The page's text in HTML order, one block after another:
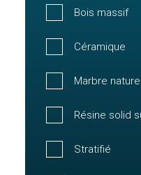
Bois massif
Céramique
Marbre naturel
Résine solid
Stratifié